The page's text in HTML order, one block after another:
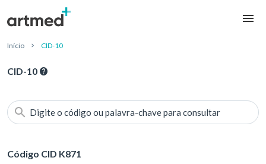
Início CID-10
CID-10
Digite o código ou palavra-chave para consultar
Código CID K871